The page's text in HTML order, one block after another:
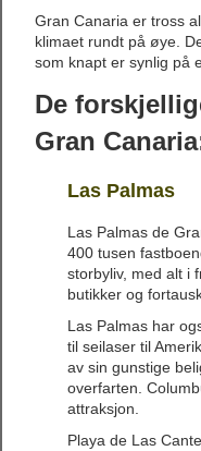
Gran Canaria er tross
klimaet rundt på øye.
som knapt er synlig på
De
Gran
Las Palmas
Las Palmas de
400 tusen
storbyliv, med alt i
butikker og
Las Palmas har
til seilaser til
av sin gunstige
overfarten.
attraksjon.
Playa de Las